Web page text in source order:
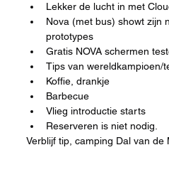
Lekker de lucht in met
Nova (met bus) showt zijn
prototypes
Gratis NOVA schermen
Tips van wereldkampioen/
Koffie, drankje
Barbecue
Vlieg introductie starts
Reserveren is niet nodig.
Verblijf tip, camping Dal van